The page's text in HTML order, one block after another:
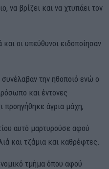
να βρίζει και να χτυπάει τον
οι υπεύθυνοι ειδοποίησαν
την ηθοποιό ενώ ο
και έντονες
προηγήθηκε άγρια μάχη,
αυτό μαρτυρούσε αφού
και τζάμια και καθρέφτες.
τμήμα όπου αφού